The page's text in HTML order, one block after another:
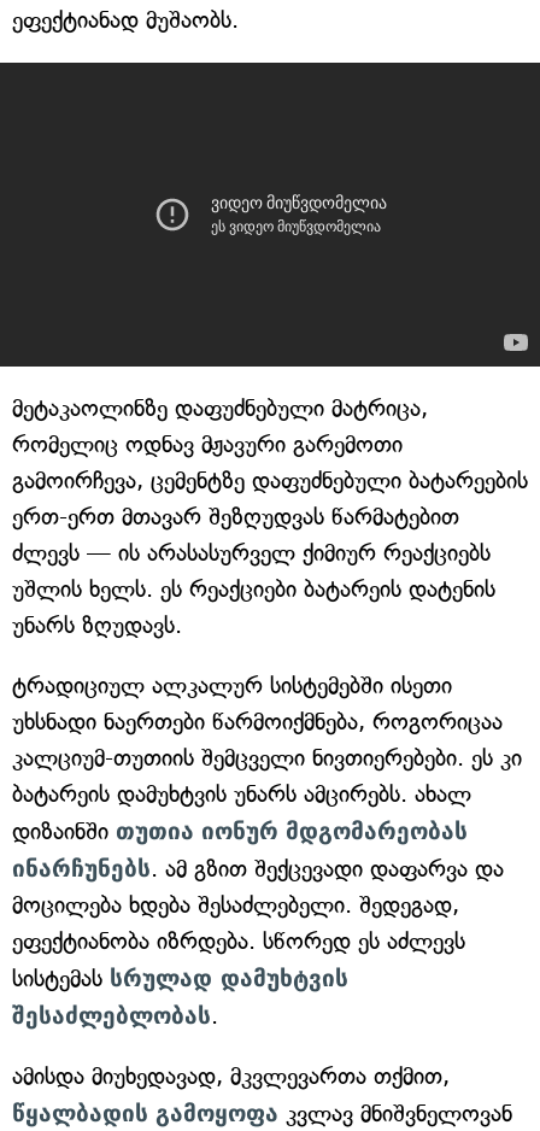
ეფექტიანად მუშაობს.
მეტაკაოლინზე დაფუძნებული მატრიცა,
რომელიც ოდნავ მჟავური გარემოთი
გამოირჩევა, ცემენტზე დაფუძნებული ბატარეების
ერთ-ერთ მთავარ შეზღუდვას წარმატებით
ძლევს — ის არასასურველ ქიმიურ რეაქციებს
უშლის ხელს. ეს რეაქციები ბატარეის დატენის
უნარს ზღუდავს.
ტრადიციულ ალკალურ სისტემებში ისეთი
უხსნადი ნაერთები წარმოიქმნება, როგორიცაა
კალციუმ-თუთიის შემცველი ნივთიერებები. ეს კი
ბატარეის დამუხტვის უნარს ამცირებს. ახალ
დიზაინში თუთია იონურ მდგომარეობას
ინარჩუნებს. ამ გზით შექცევადი დაფარვა და
მოცილება ხდება შესაძლებელი. შედეგად,
ეფექტიანობა იზრდება. სწორედ ეს აძლევს
სისტემას სრულად დამუხტვის
შესაძლებლობას.
ამისდა მიუხედავად, მკვლევართა თქმით,
წყალბადის გამოყოფა კვლავ მნიშვნელოვან